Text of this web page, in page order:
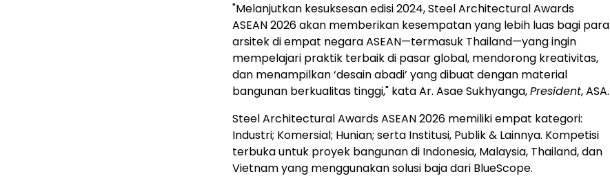
"Melanjutkan kesuksesan edisi 2024, Steel Architectural Awards
ASEAN 2026 akan memberikan kesempatan yang lebih luas bagi para
arsitek di empat negara ASEAN—termasuk Thailand—yang ingin
mempelajari praktik terbaik di pasar global, mendorong kreativitas,
dan menampilkan ‘desain abadi’ yang dibuat dengan material
bangunan berkualitas tinggi," kata Ar. Asae Sukhyanga,President, ASA.
Steel Architectural Awards ASEAN 2026 memiliki empat kategori:
Industri; Komersial; Hunian; serta Institusi, Publik & Lainnya. Kompetisi
terbuka untuk proyek bangunan di Indonesia, Malaysia, Thailand, dan
Vietnamyang menggunakan solusi baja dari BlueScope.